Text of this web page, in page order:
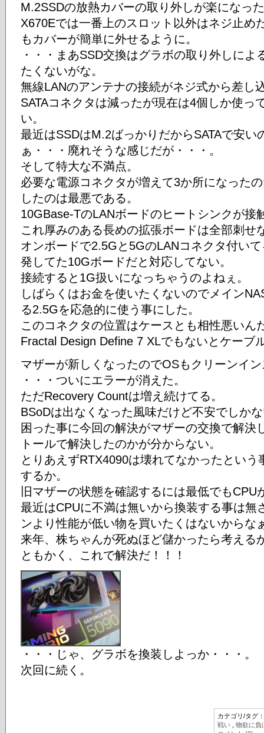
M.2SSDの放熱カバーの取り外しが楽になっ
X670Eでは一番上のスロット以外はネジ止め
もカバーが簡単に外せるように。
・・・まあSSD交換はグラボの取り外しに
たくないがな。
無線LANのアンテナの接続がネジ式から差し
SATAコネクタは減ったが現在は4個しか使っ
い。
最近はSSDはM.2ばっかりだからSATAで安い
ぁ・・・廃れそうな感じだが・・・。
そして特大な不満点。
必要な電源コネクタが増えて3か所になった
したのは最悪である。
10GBase-TのLANボードのヒートシンクが接
これ厚みのある長めの拡張ボードは全部刺せ
オンボードで2.5Gと5GのLANコネクタ付い
発してた10Gボードだと対応してない。
接続すると1G扱いになっちゃうのよねぇ。
しばらくはお金を使いたくないのでメイン
る2.5Gを応急的に使う事にした。
このコネクタの位置はケースとも相性悪いん
Fractal Design Define 7 XLでもないとケーブ
マザーが新しくなったのでOSもクリーンイ
・・・ついにエラーが消えた。
ただRecovery Countは増え続けてる。
BSoDは出なくなった風味だけど不安でしか
困った事に今回の解決がマザーの交換で解決
トールで解決したのかが分からない。
とりあえずRTX4090は壊れてなかったとい
するか。
旧マザーの状態を確認するには最低でもCPU
最近はCPUに不満は無いから換装する事は無
ンより性能が低い物を買いたくはないからな
来年、株ちゃんが死ぬほど儲かったら考える
ともかく、これで解決だ！！！
・・・じゃ、グラボを換装しよっか・・・。
次回に続く。
カテゴリ/タグ：
戦い
物欲に負